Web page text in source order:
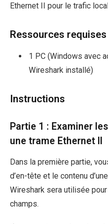
Ethernet II pour le trafic
Ressources requises
1 PC (Windows avec
Wireshark installé)
Instructions
Partie 1 : Examiner
une trame Ethernet II
Dans la première partie,
d’en-tête et le contenu
Wireshark sera utilisée
champs.